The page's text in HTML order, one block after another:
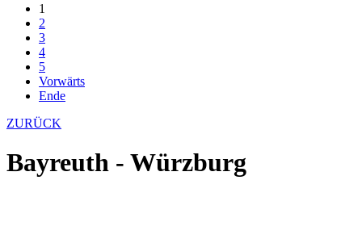
1
2
3
4
5
Vorwärts
Ende
ZURÜCK
Bayreuth - Würzburg